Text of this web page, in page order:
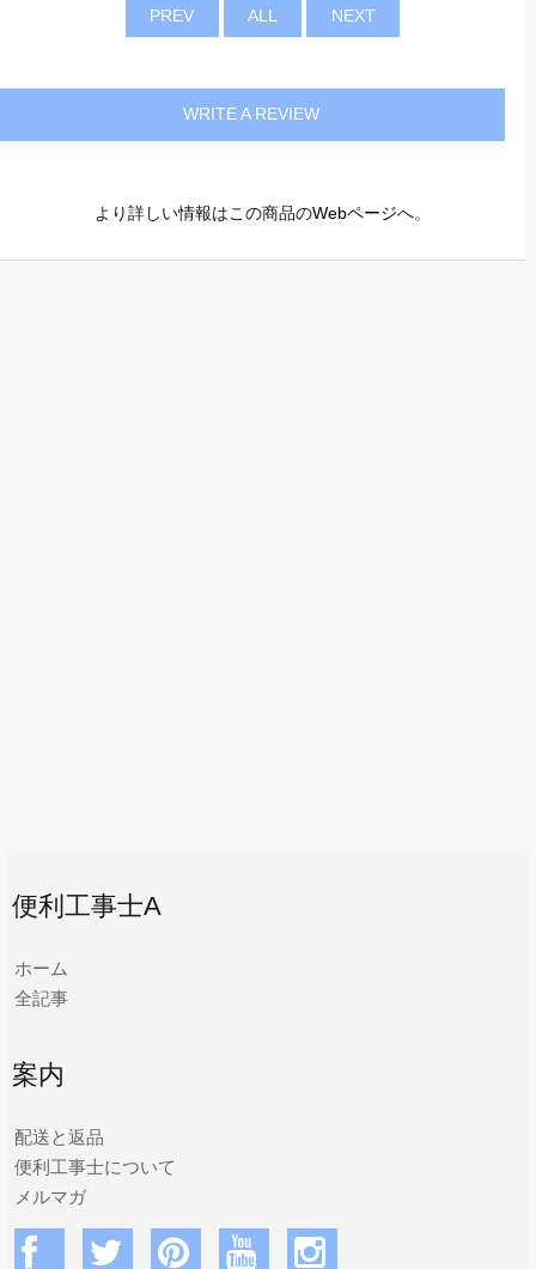
PREV ALL NEXT
WRITE A REVIEW
より詳しい情報はこの商品のWebページへ。
便利工事士A
ホーム
全記事
案内
配送と返品
便利工事士について
メルマガ